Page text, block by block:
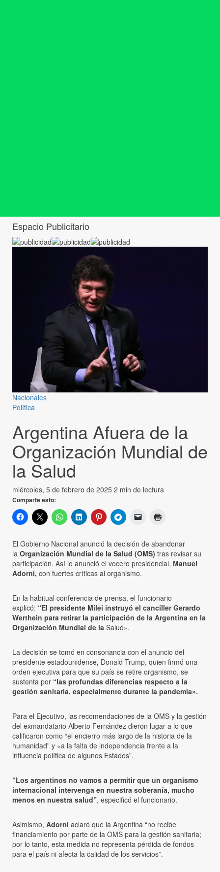
Espacio Publicitario
Nacionales
Política
Argentina Afuera de la
Organización Mundial de
la Salud
miércoles, 5 de febrero de 2025 2 min de lectura
Comparte esto:
El Gobierno Nacional anunció la decisión de abandonar
la Organización Mundial de la Salud (OMS) tras revisar su
participación. Así lo anunció el vocero presidencial, Manuel
Adorni, con fuertes críticas al organismo.
En la habitual conferencia de prensa, el funcionario
explicó: “El presidente Milei instruyó el canciller Gerardo
Werthein para retirar la participación de la Argentina en la
Organización Mundial de la Salud».
La decisión se tomó en consonancia con el anuncio del
presidente estadounidense, Donald Trump, quien firmó una
orden ejecutiva para que su país se retire organismo, se
sustenta por “las profundas diferencias respecto a la
gestión sanitaria, especialmente durante la pandemia».
Para el Ejecutivo, las recomendaciones de la OMS y la gestión
del exmandatario Alberto Fernández dieron lugar a lo que
calificaron como “el encierro más largo de la historia de la
humanidad” y «a la falta de independencia frente a la
influencia política de algunos Estados”.
“Los argentinos no vamos a permitir que un organismo
internacional intervenga en nuestra soberanía, mucho
menos en nuestra salud”, especificó el funcionario.
Asimismo, Adorni aclaró que la Argentina “no recibe
financiamiento por parte de la OMS para la gestión sanitaria;
por lo tanto, esta medida no representa pérdida de fondos
para el país ni afecta la calidad de los servicios”.